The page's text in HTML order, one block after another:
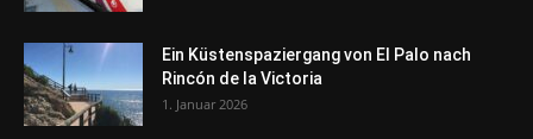
Ein Küstenspaziergang von El Palo nach
Rincón de la Victoria
1. Januar 2026